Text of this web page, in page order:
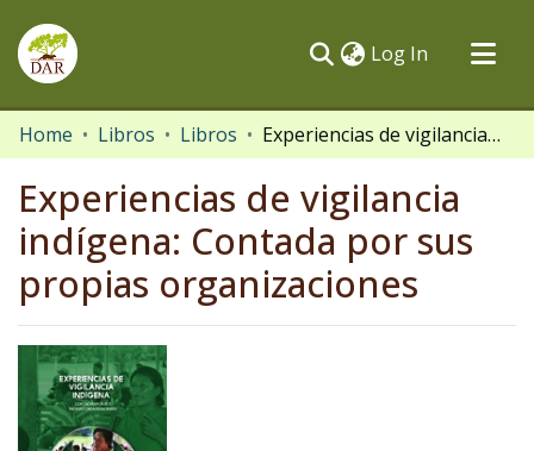
Log In (current)
Communities & Collections
All of DSpace
Statistics
Home Libros Libros Experiencias de vigilancia indígena: Contada por sus propias organizaciones
Experiencias de vigilancia
indígena: Contada por sus
propias organizaciones